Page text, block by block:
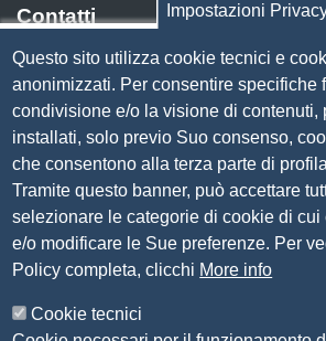
Contatti
Via Luigi Einaudi, 23, 25121 Brescia
Tel. 030 37251
PEC
P.IVA 00859790172
C.F. 80013870177
Contatti
Amministrazione Trasparente
Organizzazione
Impostazioni
Questo sito utilizza cookie tecnici e
anonimizzati. Per consentire specifiche
condivisione e/o la visione di contenuti,
installati, solo previo Suo consenso,
che consentono alla terza parte di
Tramite questo banner, può accettare
selezionare le categorie di cookie di cui
e/o modificare le Sue preferenze. Per
Policy completa, clicchi More info
Cookie tecnici